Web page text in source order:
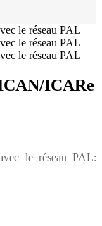
ICARe
le réseau PAL: